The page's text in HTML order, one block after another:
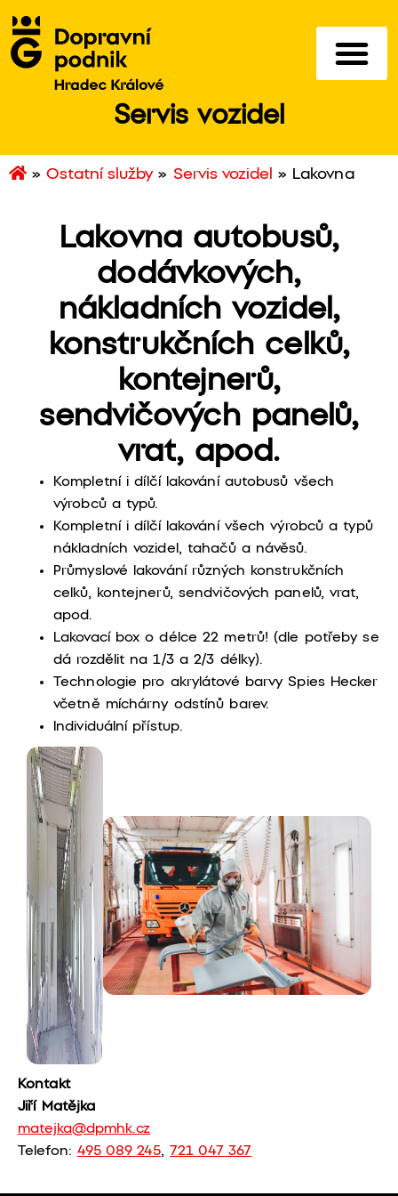
Servis vozidel
»Ostatní služby» Servis vozidel » Lakovna
Lakovna autobusů,
dodávkových,
nákladních vozidel,
konstrukčních celků,
kontejnerů,
sendvičových panelů,
vrat, apod.
Kompletní i dílčí lakování autobusů všech
výrobců a typů.
Kompletní i dílčí lakování všech výrobců a typů
nákladních vozidel, tahačů a návěsů.
Průmyslové lakování různých konstrukčních
celků, kontejnerů, sendvičových panelů, vrat,
apod.
Lakovací box o délce 22 metrů! (dle potřeby se
dá rozdělit na 1/3 a 2/3 délky).
Technologie pro akrylátové barvy Spies Hecker
včetně míchárny odstínů barev.
Individuální přístup.
Kontakt
Jiří Matějka
matejka@dpmhk.cz
Telefon: 495 089 245,721 047 367